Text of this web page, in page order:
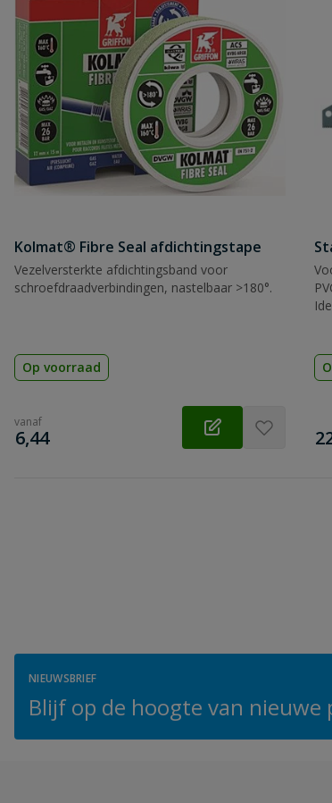
Naam
Samenvatting
Beoordeling
Beoordeling versturen
Kolmat® Fibre Seal afdichtingstape
Vezelversterkte afdichtingsband voor
schroefdraadverbindingen, nastelbaar >180°.
Op voorraad
vanaf
€
6,44 €
NIEUWSBRIEF
Blijf op de hoogte van